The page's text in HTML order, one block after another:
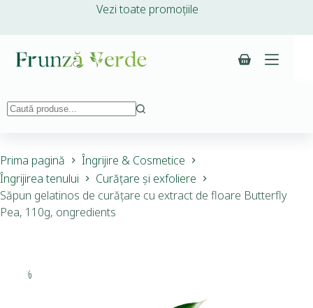
Vezi toate promoțiile
Prima pagină
Îngrijire & Cosmetice
Îngrijirea tenului
Curățare și exfoliere
Săpun gelatinos de curățare cu extract de floare Butterfly
Pea, 110g, ongredients
-15%